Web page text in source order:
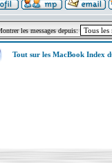
les messages depuis:
Tout sur les MacBook Index